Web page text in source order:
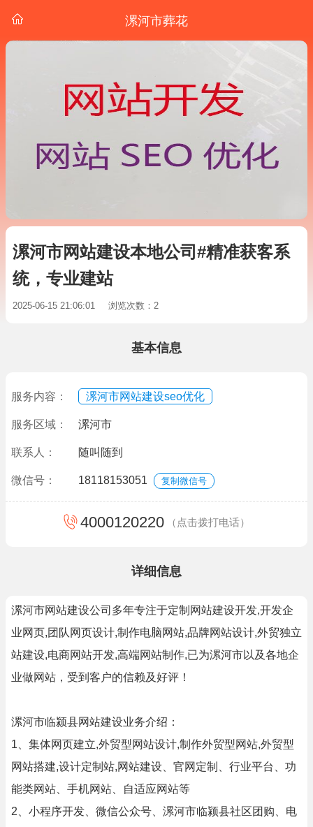
漯河市葬花
漯河市网站建设本地公司#精准获客系
统，专业建站
2025-06-15 21:06:01 浏览次数：2
基本信息
服务内容： 漯河市网站建设seo优化
服务区域： 漯河市
联系人： 随叫随到
微信号： 18118153051 复制微信号
4000120220 （点击拨打电话）
详细信息
漯河市网站建设公司多年专注于定制网站建设开发,开发企
业网页,团队网页设计,制作电脑网站,品牌网站设计,外贸独立
站建设,电商网站开发,高端网站制作,已为漯河市以及各地企
业做网站，受到客户的信赖及好评！
漯河市临颍县网站建设业务介绍：
1、集体网页建立,外贸型网站设计,制作外贸型网站,外贸型
网站搭建,设计定制站,网站建设、官网定制、行业平台、功
能类网站、手机网站、自适应网站等
2、小程序开发、微信公众号、漯河市临颍县社区团购、电